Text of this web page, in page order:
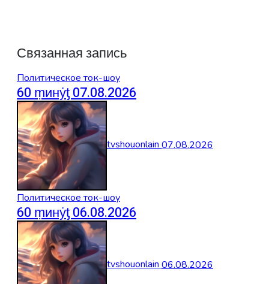
Связанная запись
Политическое ток-шоу
60 ṃинẏƫ 07.08.2026
tvshouonlain07.08.2026
Политическое ток-шоу
60 ṃинẏƫ 06.08.2026
tvshouonlain06.08.2026